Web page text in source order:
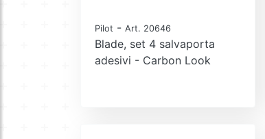
Pilot - Art. 20646
Blade, set 4 salvaporta
adesivi - Carbon Look